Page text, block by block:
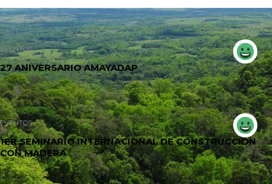
EVENTOS
27 ANIVERSARIO AMAYADAP
EVENTOS
1ER SEMINARIO INTERNACIONAL DE CONSTRUCCIÓN
CON MADERA